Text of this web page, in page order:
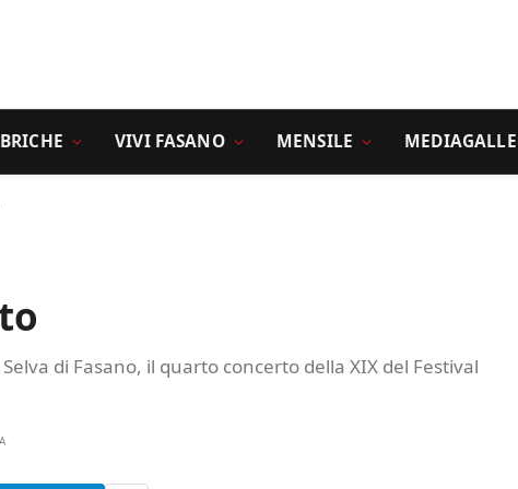
VIVI FASANO MENSILE
di Fasano, il quarto concerto della XIX del Festival